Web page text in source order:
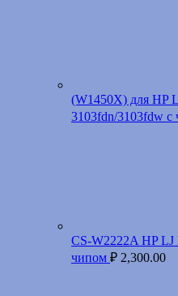
(W1450X) для HP
3103fdn/3103fdw с
CS-W2222A HP LJ
чипом ₽ 2,300.00